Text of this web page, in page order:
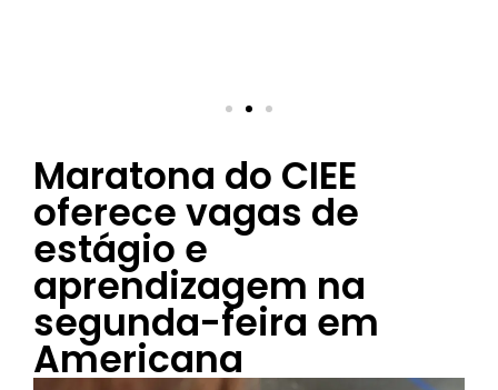
Maratona do CIEE
oferece vagas de
estágio e
aprendizagem na
segunda-feira em
Americana